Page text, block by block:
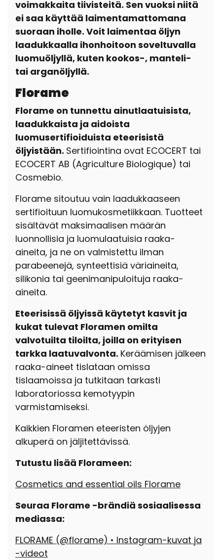
voimakkaita tiivisteitä. Sen vuoksi niitä
ei saa käyttää laimentamattomana
suoraan iholle. Voit laimentaa öljyn
laadukkaalla ihonhoitoon soveltuvalla
luomuöljyllä, kuten kookos-, manteli-
tai arganöljyllä.
Florame
Florame on tunnettu ainutlaatuisista,
laadukkaista ja aidoista
luomusertifioiduista eteerisistä
öljyistään. Sertifiointina ovat ECOCERT tai
ECOCERT AB (Agriculture Biologique) tai
Cosmebio.
Florame sitoutuu vain laadukkaaseen
sertifioituun luomukosmetiikkaan. Tuotteet
sisältävät maksimaalisen määrän
luonnollisia ja luomulaatuisia raaka-
aineita, ja ne on valmistettu ilman
parabeenejä, synteettisiä väriaineita,
silikonia tai geenimanipuloituja raaka-
aineita.
Eteerisissä öljyissä käytetyt kasvit ja
kukat tulevat Floramen omilta
valvotuilta tiloilta, joilla on erityisen
tarkka laatuvalvonta. Keräämisen jälkeen
raaka-aineet tislataan omissa
tislaamoissa ja tutkitaan tarkasti
laboratoriossa kemotyypin
varmistamiseksi.
Kaikkien Floramen eteeristen öljyjen
alkuperä on jäljitettävissä.
Tutustu lisää Florameen:
Cosmetics and essential oils Florame
Seuraa Florame -brändiä sosiaalisessa
mediassa:
FLORAME (@florame) • Instagram-kuvat ja
-videot